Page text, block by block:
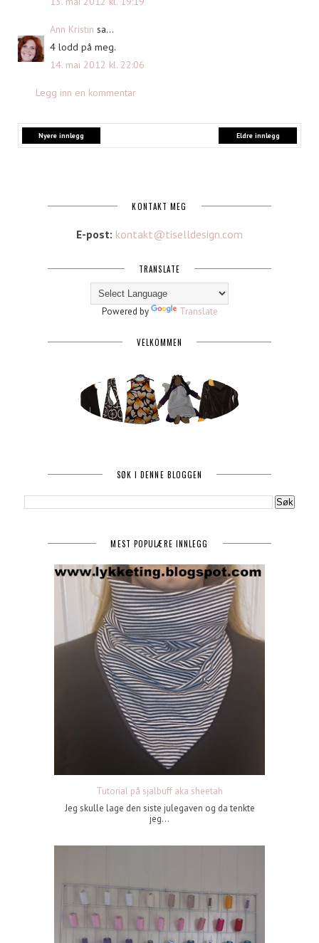
Ann Kristin sa...
4 lodd på meg.
14. mai 2012 kl. 22:06
Legg inn en kommentar
Nyere innlegg Eldre innlegg
KONTAKT MEG
E-post: kontakt@tiselldesign.com
TRANSLATE
Powered by Translate
VELKOMMEN
SØK I DENNE BLOGGEN
MEST POPULÆRE INNLEGG
Tutorial på sjalbuff aka sheetah
Jeg skulle lage den siste julegaven og da tenkte
jeg...